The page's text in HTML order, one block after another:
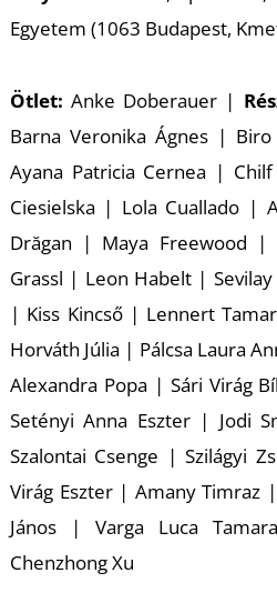
Egyetem (1063 Budapest,
Ötlet:Anke Doberauer |
Barna Veronika Ágnes |
Ayana Patricia Cernea |
Ciesielska | Lola Cuallado |
Drăgan | Maya Freewood |
Grassl | Leon Habelt |
| Kiss Kincső | Lennert
Horváth Júlia | Pálcsa Laura
Alexandra Popa | Sári Virág
Setényi Anna Eszter | Jodi
Szalontai Csenge | Szilágyi
Virág Eszter | Amany Timraz
János | Varga Luca
Chenzhong Xu